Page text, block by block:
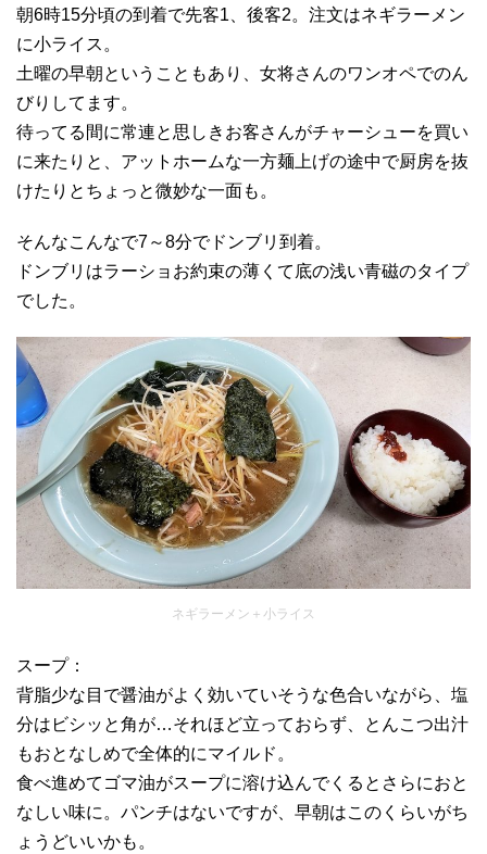
朝6時15分頃の到着で先客1、後客2。注文はネギラーメン
に小ライス。
土曜の早朝ということもあり、女将さんのワンオペでのん
びりしてます。
待ってる間に常連と思しきお客さんがチャーシューを買い
に来たりと、アットホームな一方麺上げの途中で厨房を抜
けたりとちょっと微妙な一面も。
そんなこんなで7～8分でドンブリ到着。
ドンブリはラーショお約束の薄くて底の浅い青磁のタイプ
でした。
ネギラーメン＋小ライス
スープ：
背脂少な目で醤油がよく効いていそうな色合いながら、塩
分はビシッと角が…それほど立っておらず、とんこつ出汁
もおとなしめで全体的にマイルド。
食べ進めてゴマ油がスープに溶け込んでくるとさらにおと
なしい味に。パンチはないですが、早朝はこのくらいがち
ょうどいいかも。